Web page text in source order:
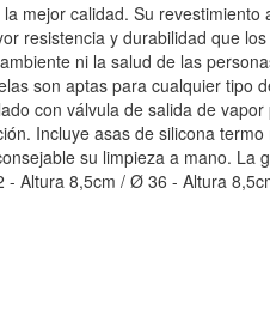
mejor calidad. Su revestimiento
resistencia y durabilidad que
ni la salud de las
son aptas para cualquier tipo
con válvula de salida de
Incluye asas de silicona
su limpieza a mano. La
Altura 8,5cm / Ø 36 - Altura